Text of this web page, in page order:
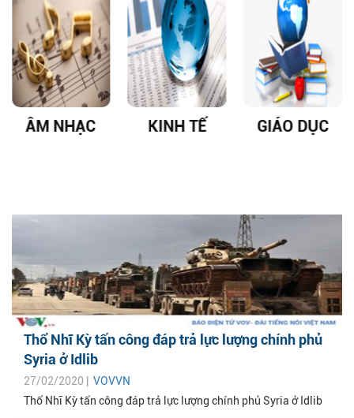
ÂM NHẠC KINH TẾ GIÁO DỤC
Thổ Nhĩ Kỳ tấn công đáp trả lực lượng chính phủ
Syria ở Idlib
27/02/2020 | VOVVN
Thổ Nhĩ Kỳ tấn công đáp trả lực lượng chính phủ Syria ở Idlib